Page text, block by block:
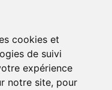
cookies et
de suivi
expérience
notre site, pour